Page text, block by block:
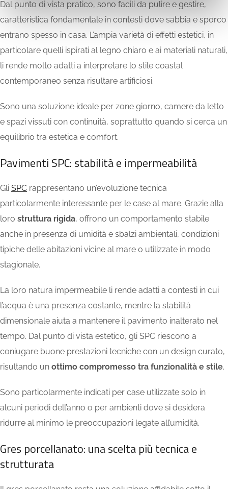
Dal punto di vista pratico, sono facili da pulire e gestire,
caratteristica fondamentale in contesti dove sabbia e sporco
entrano spesso in casa. L’ampia varietà di effetti estetici, in
particolare quelli ispirati al legno chiaro e ai materiali naturali,
li rende molto adatti a interpretare lo stile coastal
contemporaneo senza risultare artificiosi.
Sono una soluzione ideale per zone giorno, camere da letto
e spazi vissuti con continuità, soprattutto quando si cerca un
equilibrio tra estetica e comfort.
Pavimenti SPC: stabilità e impermeabilità
Gli SPC rappresentano un’evoluzione tecnica
particolarmente interessante per le case al mare. Grazie alla
loro struttura rigida, offrono un comportamento stabile
anche in presenza di umidità e sbalzi ambientali, condizioni
tipiche delle abitazioni vicine al mare o utilizzate in modo
stagionale.
La loro natura impermeabile li rende adatti a contesti in cui
l’acqua è una presenza costante, mentre la stabilità
dimensionale aiuta a mantenere il pavimento inalterato nel
tempo. Dal punto di vista estetico, gli SPC riescono a
coniugare buone prestazioni tecniche con un design curato,
risultando un ottimo compromesso tra funzionalità e stile.
Sono particolarmente indicati per case utilizzate solo in
alcuni periodi dell’anno o per ambienti dove si desidera
ridurre al minimo le preoccupazioni legate all’umidità.
Gres porcellanato: una scelta più tecnica e
strutturata